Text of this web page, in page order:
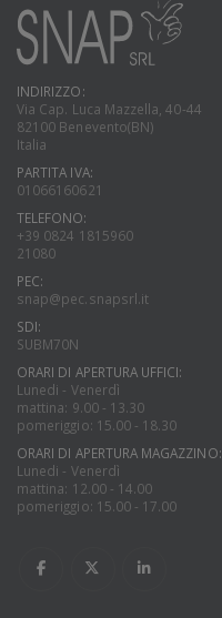
INDIRIZZO:
Via Cap. Luca Mazzella, 40-44
82100 Benevento(BN)
Italia
PARTITA IVA:
01066160621
TELEFONO:
+39 0824 1815960
21080
PEC:
snap@pec.snapsrl.it
SDI:
SUBM70N
ORARI DI APERTURA UFFICI:
Lunedi - Venerdì
mattina: 9.00 - 13.30
pomeriggio: 15.00 - 18.30
ORARI DI APERTURA MAGAZZINO:
Lunedi - Venerdì
mattina: 12.00 - 14.00
pomeriggio: 15.00 - 17.00